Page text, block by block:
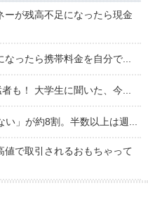
ーが残高不足になったら現金
ったら携帯料金を自分で...
も！ 大学生に聞いた、今...
」が約8割。半数以上は週...
値で取引されるおもちゃって